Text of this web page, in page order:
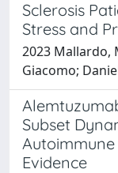
Sclerosis
Stress and
2023 Mallardo,
Giacomo;
Subset
Evidence